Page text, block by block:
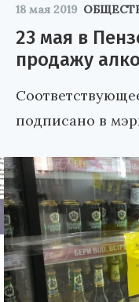
18 мая 2019
23 мая в
продажу
подписано в